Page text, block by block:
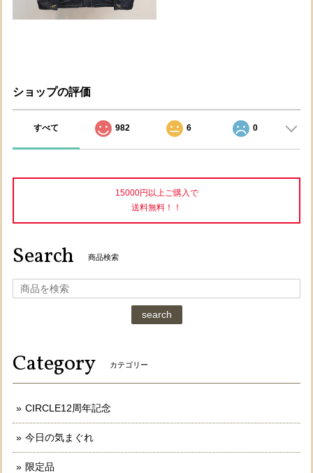
ショップの評価
すべて 982 6 0
15000円以上ご購入で
送料無料！！
Search 商品検索
search
Category カテゴリー
CIRCLE12周年記念
今日の気まぐれ
限定品